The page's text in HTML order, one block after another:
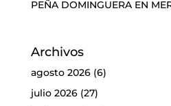
PEÑA DOMINGUERA EN
Archivos
agosto 2026(6)
julio 2026(27)